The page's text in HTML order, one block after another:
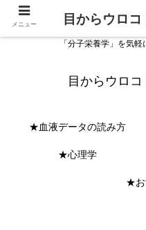
「分子栄養学」を気
目からウロ
★血液データの読み方
★心理学
★お
メニュー 目からウロ